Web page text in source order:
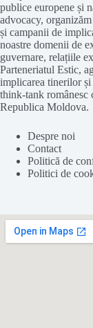
publice europene și
advocacy,
și campanii de
noastre domenii de
guvernare, relațiile
Parteneriatul Estic,
implicarea tinerilor
think-tank românesc
Republica Moldova.
Despre noi
Contact
Politică de
Politici de